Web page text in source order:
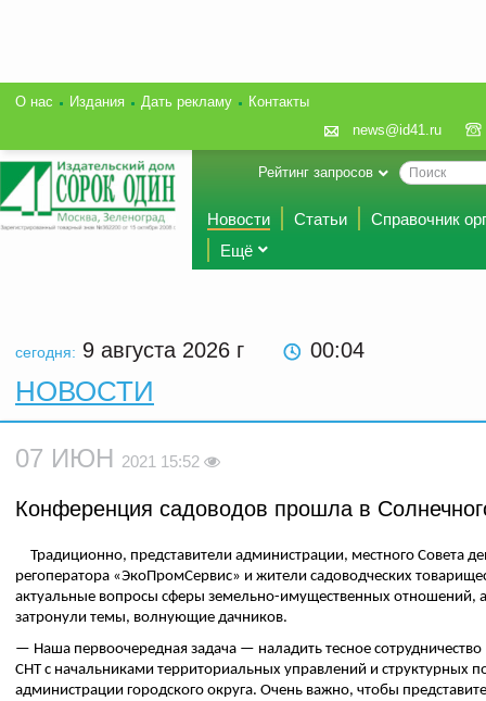
О нас Издания Дать рекламу
Контакты
news@id41.ru
Рейтинг запросов
Новости Статьи
Справочник
Ещё
сегодня: 9 августа 2026 г 00:04
НОВОСТИ
07 ИЮН 2021 15:52
Конференция садоводов прошла в
Традиционно, представители администрации, местного Совета
регоператора «ЭкоПромСервис» и жители садоводческих
актуальные вопросы сферы земельно-имущественных отношений,
затронули темы, волнующие дачников.
— Наша первоочередная задача — наладить тесное сотрудничество
СНТ с начальниками территориальных управлений и структурных
администрации городского округа. Очень важно, чтобы